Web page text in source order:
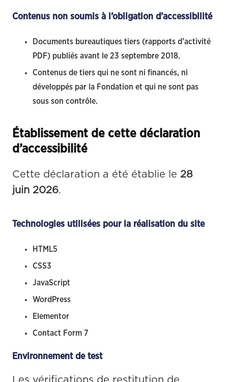
Contenus non soumis à l’obligation d’accessibilité
Documents bureautiques tiers (rapports d’activité
PDF) publiés avant le 23 septembre 2018.
Contenus de tiers qui ne sont ni financés, ni
développés par la Fondation et qui ne sont pas
sous son contrôle.
Établissement de cette déclaration
d’accessibilité
Cette déclaration a été établie le 28
juin 2026.
Technologies utilisées pour la réalisation du site
HTML5
CSS3
JavaScript
WordPress
Elementor
Contact Form 7
Environnement de test
Les vérifications de restitution de